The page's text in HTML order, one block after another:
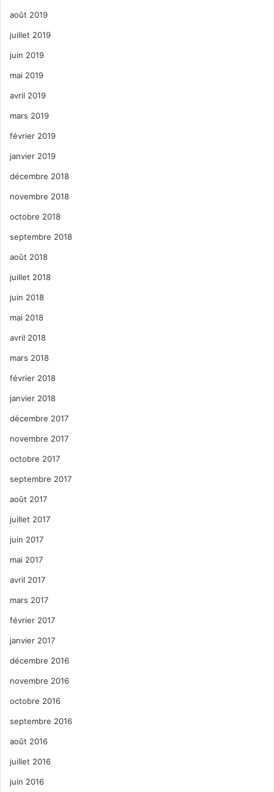
août 2019
juillet 2019
juin 2019
mai 2019
avril 2019
mars 2019
février 2019
janvier 2019
décembre 2018
novembre 2018
octobre 2018
septembre 2018
août 2018
juillet 2018
juin 2018
mai 2018
avril 2018
mars 2018
février 2018
janvier 2018
décembre 2017
novembre 2017
octobre 2017
septembre 2017
août 2017
juillet 2017
juin 2017
mai 2017
avril 2017
mars 2017
février 2017
janvier 2017
décembre 2016
novembre 2016
octobre 2016
septembre 2016
août 2016
juillet 2016
juin 2016